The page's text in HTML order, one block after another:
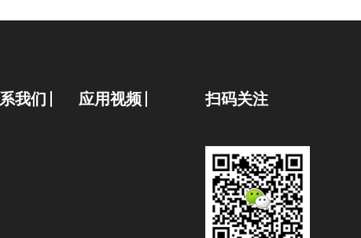
我们 应用视频 扫码关注